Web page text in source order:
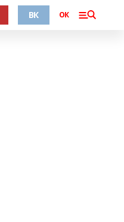
ВК ОК